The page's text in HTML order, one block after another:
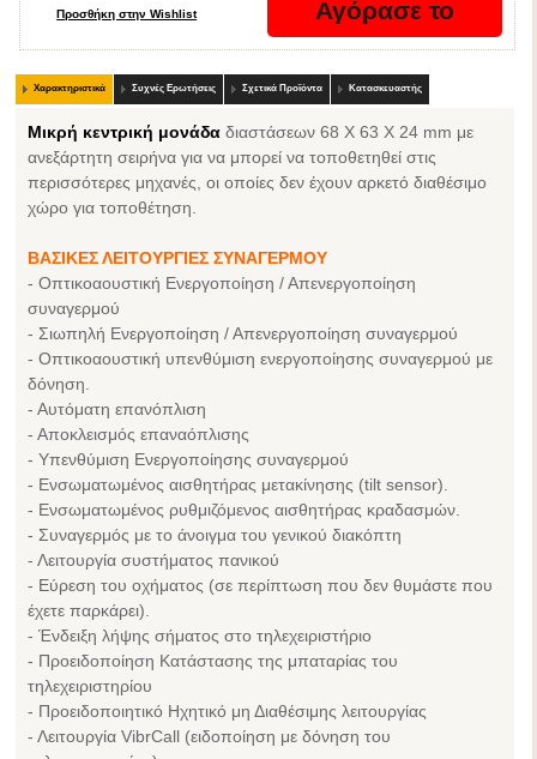
Χαρακτηριστικά Συχνές Ερωτήσεις Σχετικά Προϊόντα Κατασκευαστής
Μικρή κεντρική μονάδα διαστάσεων 68 Χ 63 Χ 24 mm με
ανεξάρτητη σειρήνα για να μπορεί να τοποθετηθεί στις
περισσότερες μηχανές, οι οποίες δεν έχουν αρκετό διαθέσιμο
χώρο για τοποθέτηση.
ΒΑΣΙΚΕΣ ΛΕΙΤΟΥΡΓΙΕΣ ΣΥΝΑΓΕΡΜΟΥ
- Οπτικοαουστική Ενεργοποίηση / Απενεργοποίηση
συναγερμού
- Σιωπηλή Ενεργοποίηση / Απενεργοποίηση συναγερμού
- Οπτικοαουστική υπενθύμιση ενεργοποίησης συναγερμού με
δόνηση.
- Αυτόματη επανόπλιση
- Αποκλεισμός επαναόπλισης
- Υπενθύμιση Ενεργοποίησης συναγερμού
- Ενσωματωμένος αισθητήρας μετακίνησης (tilt sensor).
- Ενσωματωμένος ρυθμιζόμενος αισθητήρας κραδασμών.
- Συναγερμός με το άνοιγμα του γενικού διακόπτη
- Λειτουργία συστήματος πανικού
- Εύρεση του οχήματος (σε περίπτωση που δεν θυμάστε που
έχετε παρκάρει).
- Ένδειξη λήψης σήματος στο τηλεχειριστήριο
- Προειδοποίηση Κατάστασης της μπαταρίας του
τηλεχειριστηρίου
- Προειδοποιητικό Ηχητικό μη Διαθέσιμης λειτουργίας
- Λειτουργία VibrCall (ειδοποίηση με δόνηση του